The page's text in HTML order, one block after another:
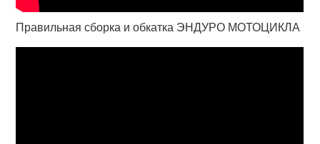
Правильная сборка и обкатка ЭНДУРО МОТОЦИКЛА